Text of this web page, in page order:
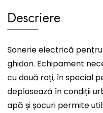
Descriere
Sonerie electrică
ghidon. Echipament
cu două roți, în special
deplasează în condiții
apă și șocuri permite